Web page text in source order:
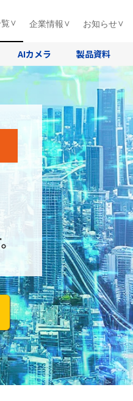
AIカメラ 製品資料
企業情報 お知らせ